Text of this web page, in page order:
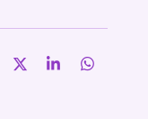
D
S
D